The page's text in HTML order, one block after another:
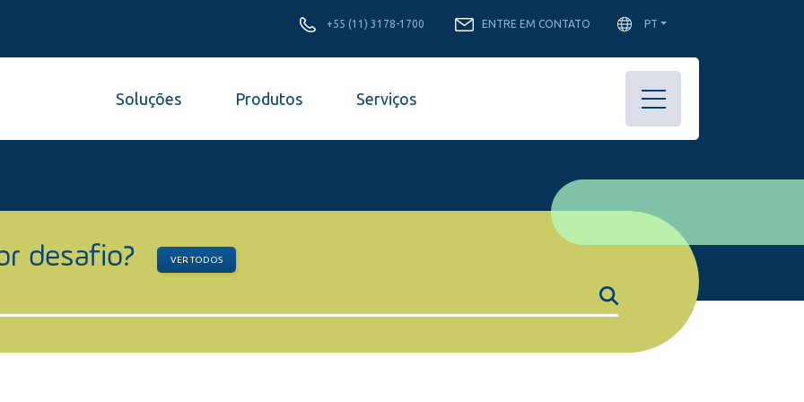
+55 (11) 3178-1700 ENTRE EM CONTATO PT
Soluções Produtos Serviços
desafio? VER TODOS